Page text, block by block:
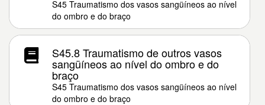
S45 Traumatismo dos vasos sangüíneos ao nível
do ombro e do braço
S45.8 Traumatismo de outros vasos
sangüíneos ao nível do ombro e do
braço
S45 Traumatismo dos vasos sangüíneos ao nível
do ombro e do braço